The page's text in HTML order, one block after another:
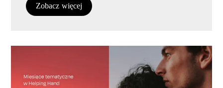
Zobacz więcej